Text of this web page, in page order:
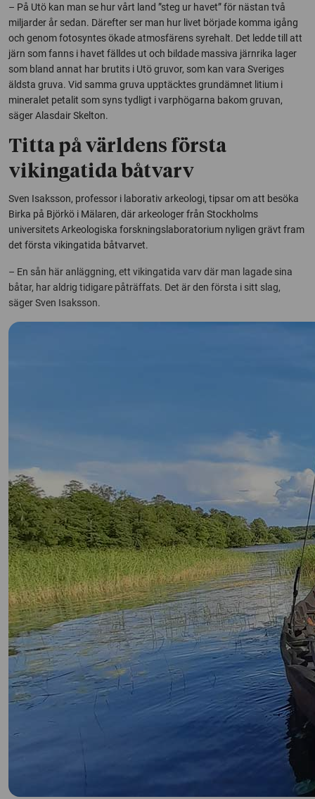
– På Utö kan man se hur vårt land ”steg ur havet” för nästan två
miljarder år sedan. Därefter ser man hur livet började komma igång
och genom fotosyntes ökade atmosfärens syrehalt. Det ledde till att
järn som fanns i havet fälldes ut och bildade massiva järnrika lager
som bland annat har brutits i Utö gruvor, som kan vara Sveriges
äldsta gruva. Vid samma gruva upptäcktes grundämnet litium i
mineralet petalit som syns tydligt i varphögarna bakom gruvan,
säger Alasdair Skelton.
Titta på världens första
vikingatida båtvarv
Sven Isaksson, professor i laborativ arkeologi, tipsar om att besöka
Birka på Björkö i Mälaren, där arkeologer från Stockholms
universitets Arkeologiska forskningslaboratorium nyligen grävt fram
det första vikingatida båtvarvet.
– En sån här anläggning, ett vikingatida varv där man lagade sina
båtar, har aldrig tidigare påträffats. Det är den första i sitt slag,
säger Sven Isaksson.